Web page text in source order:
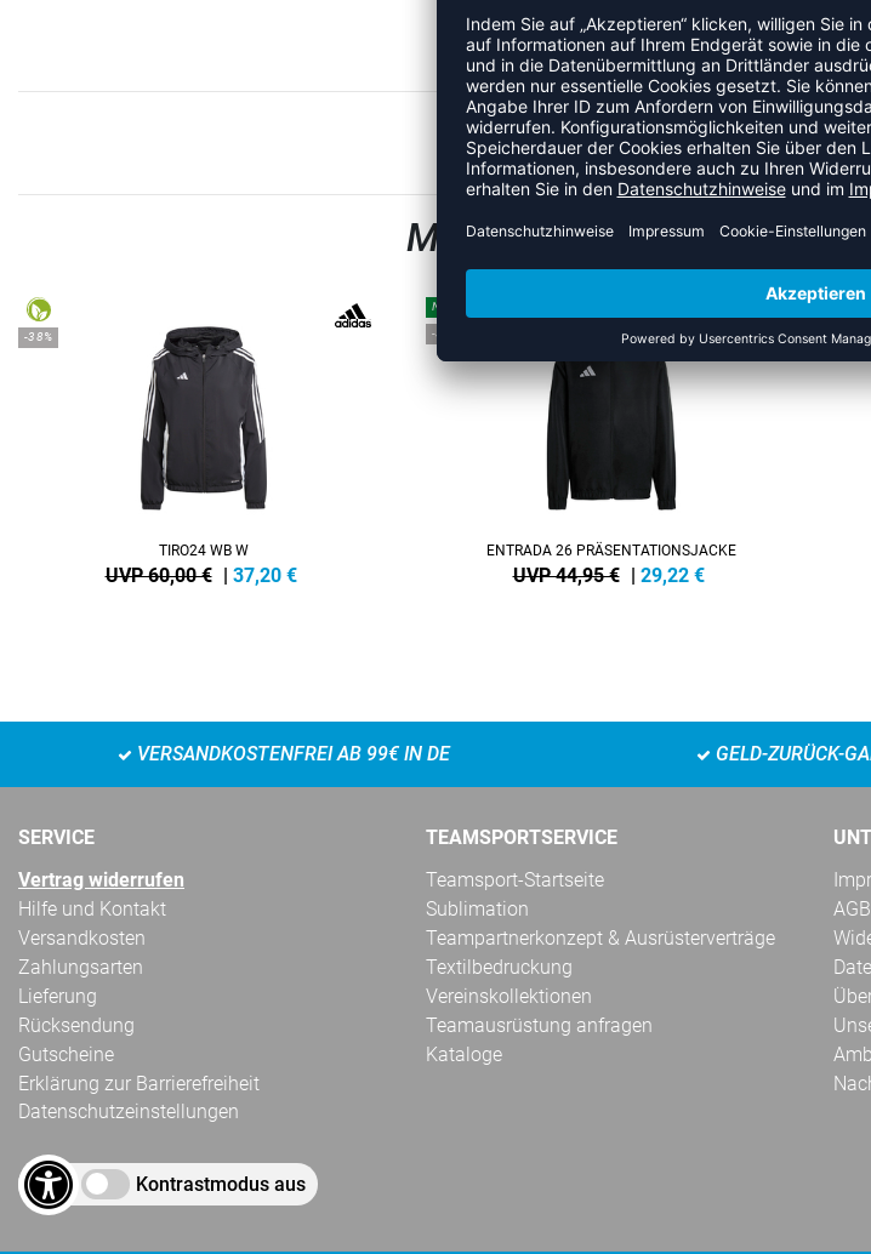
ZULETZT
MEHR AUS DER
-38%
TIRO24 WB W
UVP 60,00 € | 37,20 €
NEW
-35%
ENTRADA 26 PRÄSENTATIONSJACKE
UVP 44,95 € | 29,22 €
-25%
VERSANDKOSTENFREI AB 99€ IN DE GELD-ZURÜCK-
SERVICE
Vertrag widerrufen
Hilfe und Kontakt
Versandkosten
Zahlungsarten
Lieferung
Rücksendung
Gutscheine
Erklärung zur Barrierefreiheit
Datenschutzeinstellungen
Kontrastmodus aus
TEAMSPORTSERVICE
Teamsport-Startseite
Sublimation
Teampartnerkonzept & Ausrüsterverträge
Textilbedruckung
Vereinskollektionen
Teamausrüstung anfragen
Kataloge
AGB